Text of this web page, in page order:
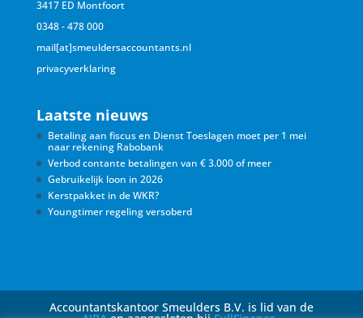
3417 ED Montfoort
0348 - 478 000
mail[at]smeuldersaccountants.nl
privacyverklaring
Laatste nieuws
Betaling aan fiscus en Dienst Toeslagen moet per 1 mei
naar rekening Rabobank
Verbod contante betalingen van € 3.000 of meer
Gebruikelijk loon in 2026
Kerstpakket in de WKR?
Youngtimer regeling versoberd
Accountantskantoor Smeulders B.V. is lid van de